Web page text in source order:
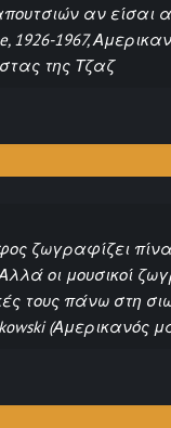
αν είσαι
1926-1967,
της Τζαζ
ζωγραφίζει
οι μουσικοί
τους πάνω στη
(Αμερικανός